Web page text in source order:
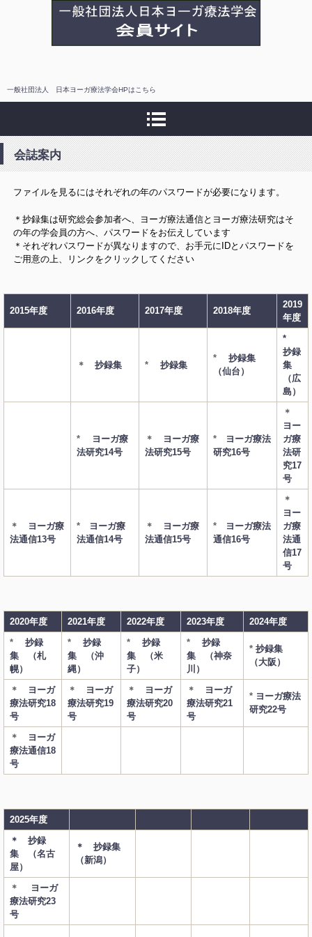
サイト
一般社団法人 日本ヨーガ療法学会HPはこちら
会誌案内
ファイルを見るにはそれぞれの年のパスワードが必要になります。
＊抄録集は研究総会参加者へ、ヨーガ療法通信とヨーガ療法研究はそ
の年の学会員の方へ、パスワードをお伝えしています
＊それぞれパスワードが異なりますので、お手元にIDとパスワードを
ご用意の上、リンクをクリックしてください
2015年度 2016年度 2017年度 2018年度
2019
年度
＊ 抄録集 * 抄録集
* 抄録集
（仙台）
*
抄録
集
（広
島）
*
ヨーガ療
法研究14号
＊
ヨーガ療
法研究15号
*
ヨーガ療法
研究16号
＊
ヨー
ガ療
法研
究17
号
＊
ヨーガ療
法通信13号
*
ヨーガ療
法通信14号
＊
ヨーガ療
法通信15号
*
ヨーガ療法
通信16号
＊
ヨー
ガ療
法通
信17
号
2020年度 2021年度 2022年度 2023年度
2024年度
* 抄録
集 （札
幌）
* 抄録
集 （沖
縄）
* 抄録
集 （米
子）
* 抄録
集 （神奈
川）
* 抄録集
（大阪）
＊
ヨーガ
療法研究18
号
＊
ヨーガ
療法研究19
号
＊
ヨーガ
療法研究20
号
＊
ヨーガ
療法研究21
号
* ヨーガ療法
研究22号
＊
ヨーガ
療法通信18
号
2025年度
＊ 抄録
集 （名古
屋）
＊ 抄録集
（新潟）
＊
ヨーガ
療法研究23
号